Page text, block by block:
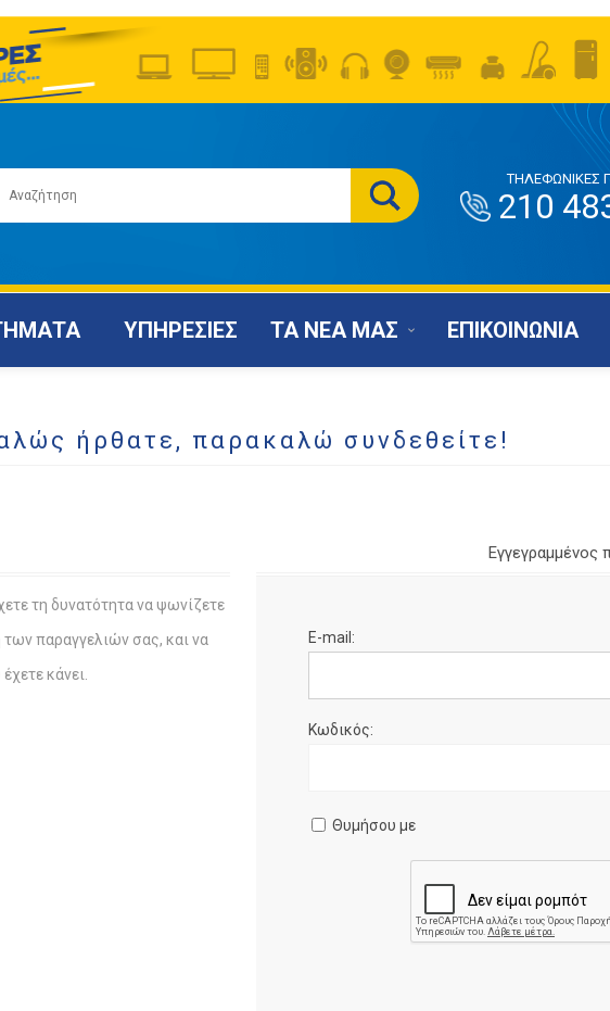
ΤΗΛΕΦΩΝΙΚΕΣ
210
ΥΠΗΡΕΣΙΕΣ ΤΑ ΝΕΑ ΜΑΣ ΕΠΙΚΟΙΝΩΝΙΑ
ήρθατε, παρακαλώ συνδεθείτε!
τη δυνατότητα να ψωνίζετε
των παραγγελιών σας, και να
κάνει.
Εγγεγραμμένος
E-mail:
Κωδικός:
Θυμήσου με